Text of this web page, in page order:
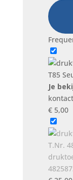
T85
Seuffer
636
16
aantal
Je
€5,00